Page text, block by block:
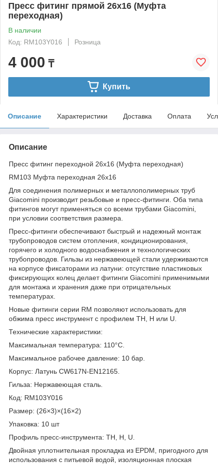
Пресс фитинг прямой 26х16 (Муфта
переходная)
В наличии
Код: RM103Y016
Розница
4 000 ₸
Купить
Описание Характеристики Доставка Оплата
Описание
Пресс фитинг переходной 26х16 (Муфта переходная)
RM103 Муфта переходная 26х16
Для соединения полимерных и металлополимерных труб
Giacomini производит резьбовые и пресс-фитинги. Оба типа
фитингов могут применяться со всеми трубами Giacomini,
при условии соответствия размера.
Пресс-фитинги обеспечивают быстрый и надежный монтаж
трубопроводов систем отопления, кондиционирования,
горячего и холодного водоснабжения и технологических
трубопроводов. Гильзы из нержавеющей стали удерживаются
на корпусе фиксаторами из латуни: отсутствие пластиковых
фиксирующих колец делает фитинги Giacomini применимыми
для монтажа и хранения даже при отрицательных
температурах.
Новые фитинги серии RM позволяют использовать для
обжима пресс инструмент с профилем TH, H или U.
Технические характеристики:
Максимальная температура: 110°С.
Максимальное рабочее давление: 10 бар.
Корпус: Латунь CW617N-EN12165.
Гильза: Нержавеющая сталь.
Код: RM103Y016
Размер: (26×3)×(16×2)
Упаковка: 10 шт
Профиль пресс-инструмента: TH, H, U.
Двойная уплотнительная прокладка из EPDM, пригодного для
использования с питьевой водой, изоляционная плоская